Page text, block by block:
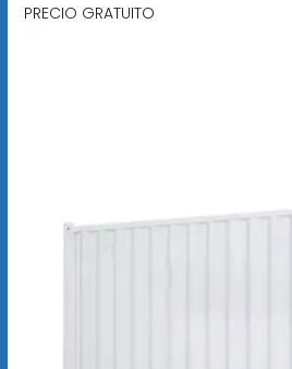
PRECIO GRATUITO